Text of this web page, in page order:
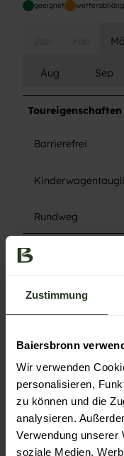
Zustimmung
Baiersbronn
Wir verwenden
personalisieren,
zu können und die
analysieren.
Verwendung unserer
soziale Medien,
geeignet
Aug Sep
Toureigenschaften
Barrierefrei
Rundweg
Anreise & Parken
Öffentliche
S-Bahn Haltestelle
hier gelangen Sie
Autor:in